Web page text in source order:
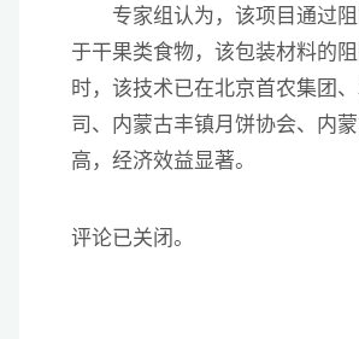
专家组认为，该项目通过阻
于干果类食物，该包装材料的
时，该技术已在北京首农集团
司、内蒙古丰镇月饼协会、内
高，经济效益显著。
评论已关闭。